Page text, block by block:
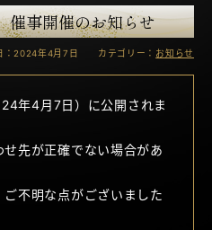
催事開催のお知らせ
：2024年4月7日 カテゴリー： お知らせ
年4月7日）に公開されま
先が正確でない場合があ
不明な点がございました